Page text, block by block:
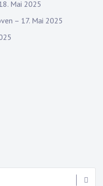
Mai 2025
– 17. Mai 2025